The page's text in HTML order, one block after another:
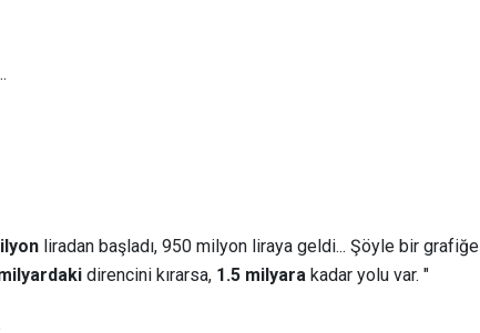
liradan başladı, 950 milyon liraya geldi... Şöyle bir grafiğe
direncini kırarsa, 1.5 milyara kadar yolu var. "